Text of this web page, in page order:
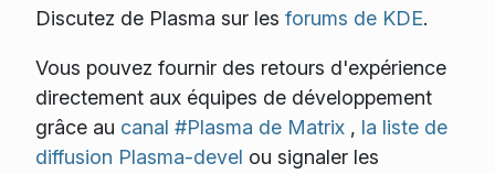
Discutez de Plasma sur les forums de KDE.
Vous pouvez fournir des retours d'expérience
directement aux équipes de développement
grâce au canal #Plasma de Matrix , la liste de
diffusion Plasma-devel ou signaler les